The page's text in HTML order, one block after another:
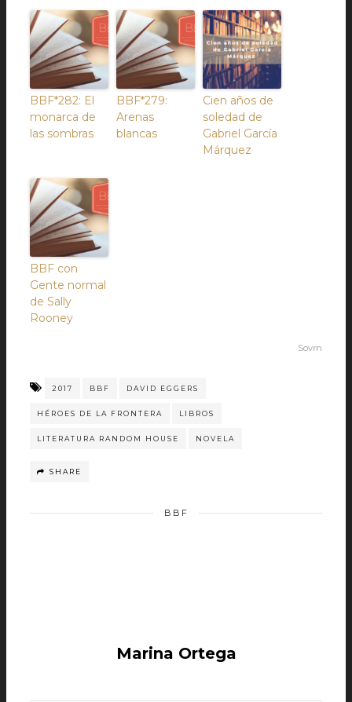
BBF*282: El
monarca de
las sombras
BBF*279:
Arenas
blancas
Cien años de
soledad de
Gabriel García
Márquez
BBF con
Gente normal
de Sally
Rooney
Sovrn
2017 BBF DAVID EGGERS
HÉROES DE LA FRONTERA LIBROS
LITERATURA RANDOM HOUSE NOVELA
SHARE
BBF
Marina Ortega